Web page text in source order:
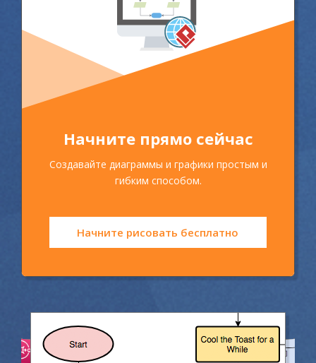
Начните прямо сейчас
Создавайте диаграммы и графики простым и
гибким способом.
Начните рисовать бесплатно